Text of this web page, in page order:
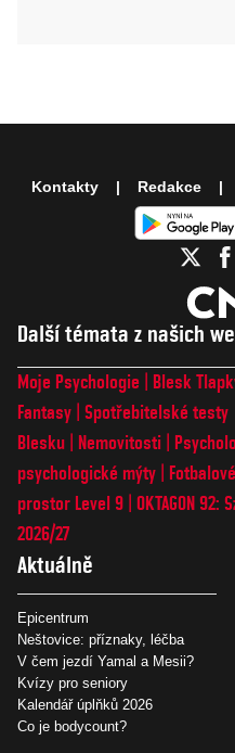
Další témata z našich
Moje Psychologie Blesk
Fantasy Spotřebitelské testy
Blesku
Nemovitosti
psychologické mýty
prostor Level 9 OKTAGON
2026/27
Aktuálně
Epicentrum
Neštovice: příznaky, léčba
V čem jezdí Yamal a Mesii?
Kvízy pro seniory
Kalendář úplňků 2026
Co je bodycount?
Kontakty Redakce